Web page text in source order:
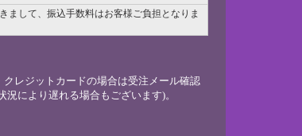
まして、振込手数料はお客様ご負担となりま
レジットカードの場合は受注メール確認
により遅れる場合もございます)。